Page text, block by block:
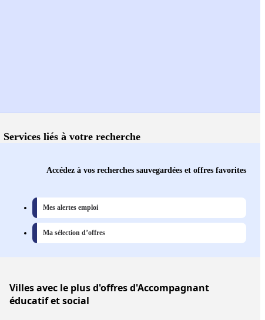
Services liés à votre recherche
Accédez à vos recherches sauvegardées et offres favorites
Mes alertes emploi
Ma sélection d’offres
Villesavec le plus d'offres d'Accompagnant
éducatif et social